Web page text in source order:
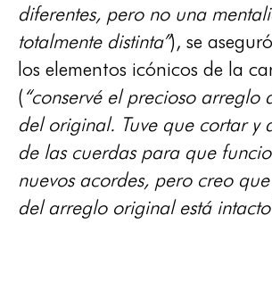
diferentes, pero no una
totalmente distinta”), se
los elementos icónicos de la
(“conservé el precioso arreglo
del original. Tuve que cortar y
de las cuerdas para que
nuevos acordes, pero creo
del arreglo original está